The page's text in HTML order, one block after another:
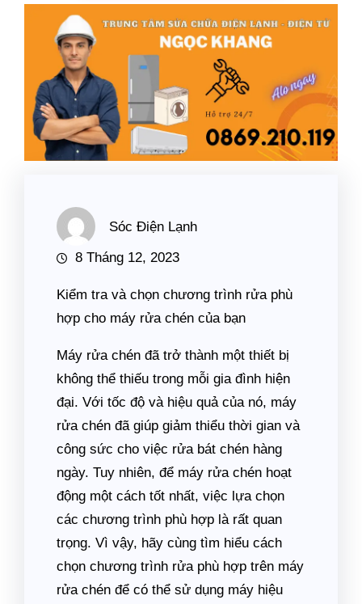
Sóc Điện Lạnh
8 Tháng 12, 2023
Kiểm tra và chọn chương trình rửa phù
hợp cho máy rửa chén của bạn
Máy rửa chén đã trở thành một thiết bị
không thể thiếu trong mỗi gia đình hiện
đại. Với tốc độ và hiệu quả của nó, máy
rửa chén đã giúp giảm thiểu thời gian và
công sức cho việc rửa bát chén hàng
ngày. Tuy nhiên, để máy rửa chén hoạt
động một cách tốt nhất, việc lựa chọn
các chương trình phù hợp là rất quan
trọng. Vì vậy, hãy cùng tìm hiểu cách
chọn chương trình rửa phù hợp trên máy
rửa chén để có thể sử dụng máy hiệu